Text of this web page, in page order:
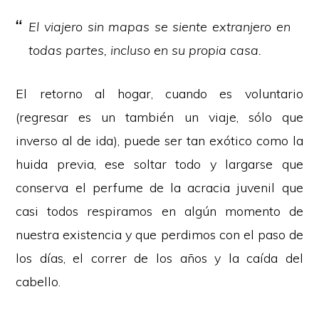
El viajero sin mapas se siente extranjero en
todas partes, incluso en su propia casa.
El retorno al hogar, cuando es voluntario
(regresar es un también un viaje, sólo que
inverso al de ida), puede ser tan exótico como la
huida previa, ese soltar todo y largarse que
conserva el perfume de la acracia juvenil que
casi todos respiramos en algún momento de
nuestra existencia y que perdimos con el paso de
los días, el correr de los años y la caída del
cabello.